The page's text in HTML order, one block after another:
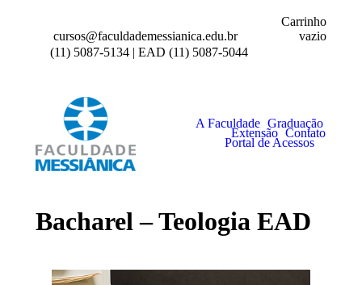
cursos@faculdademessianica.edu.br
(11) 5087-5134 | EAD (11) 5087-5044
Carrinho
vazio
A Faculdade Graduação
Extensão Contato
Portal de Acessos
Bacharel – Teologia EAD